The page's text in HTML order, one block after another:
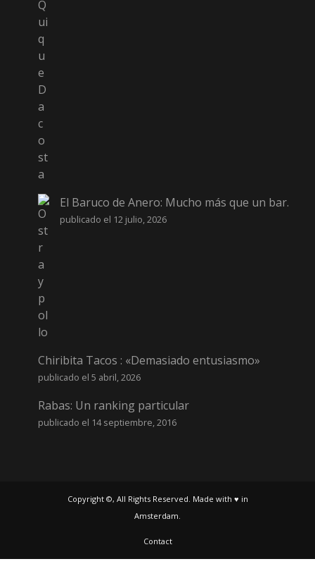
El Baruco de Anero: Mucho más que un bar.
publicado el 12 julio, 2026
Chiribita Tacos : «Demasiado entusiasmo»
publicado el 5 abril, 2026
Rabas: Un ranking particular
publicado el 14 septiembre, 2016
Copyright ©, All Rights Reserved. Made with ♥ in
Amsterdam.
Contact